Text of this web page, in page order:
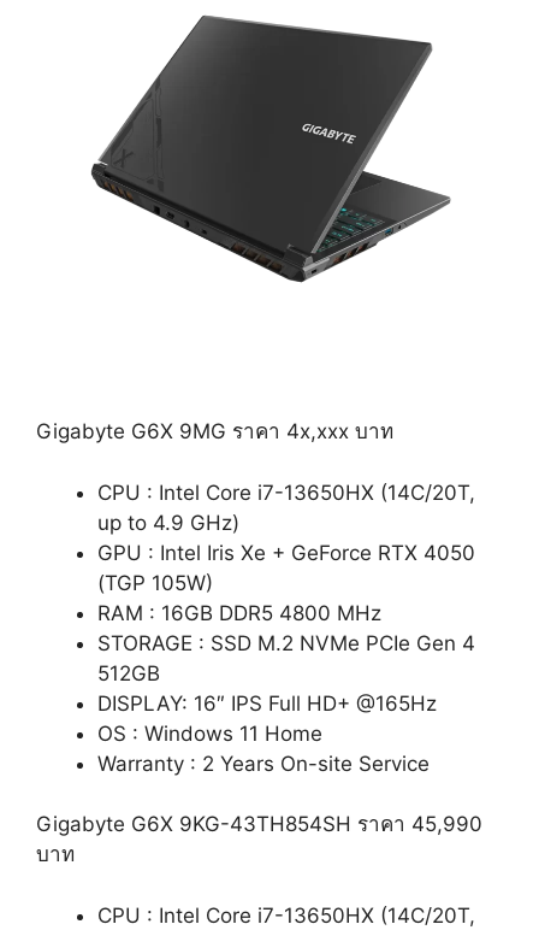
Gigabyte G6X 9MG ราคา 4x,xxx บาท
CPU : Intel Core i7-13650HX (14C/20T,
up to 4.9 GHz)
GPU : Intel Iris Xe + GeForce RTX 4050
(TGP 105W)
RAM : 16GB DDR5 4800 MHz
STORAGE : SSD M.2 NVMe PCIe Gen 4
512GB
DISPLAY: 16″ IPS Full HD+ @165Hz
OS : Windows 11 Home
Warranty : 2 Years On-site Service
Gigabyte G6X 9KG-43TH854SH ราคา 45,990
บาท
CPU : Intel Core i7-13650HX (14C/20T,